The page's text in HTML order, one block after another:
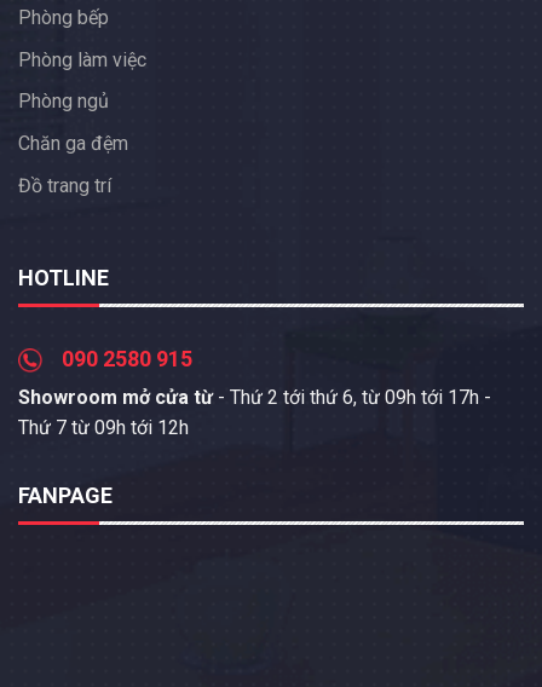
Phòng bếp
Phòng làm việc
Phòng ngủ
Chăn ga đệm
Đồ trang trí
HOTLINE
090 2580 915
Showroom mở cửa từ - Thứ 2 tới thứ 6, từ 09h tới 17h -
Thứ 7 từ 09h tới 12h
FANPAGE